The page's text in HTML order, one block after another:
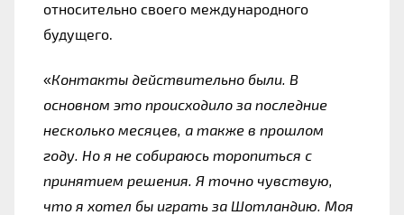
относительно своего международного
будущего.
«Контакты действительно были. В
основном это происходило за последние
несколько месяцев, а также в прошлом
году. Но я не собираюсь торопиться с
принятием решения. Я точно чувствую,
что я хотел бы играть за Шотландию. Моя